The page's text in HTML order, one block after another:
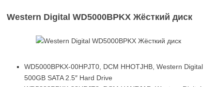
Western Digital WD5000BPKX Жёсткий диск
WD5000BPKX-00HPJT0, DCM HHOTJHB, Western Digital
500GB SATA 2.5″ Hard Drive